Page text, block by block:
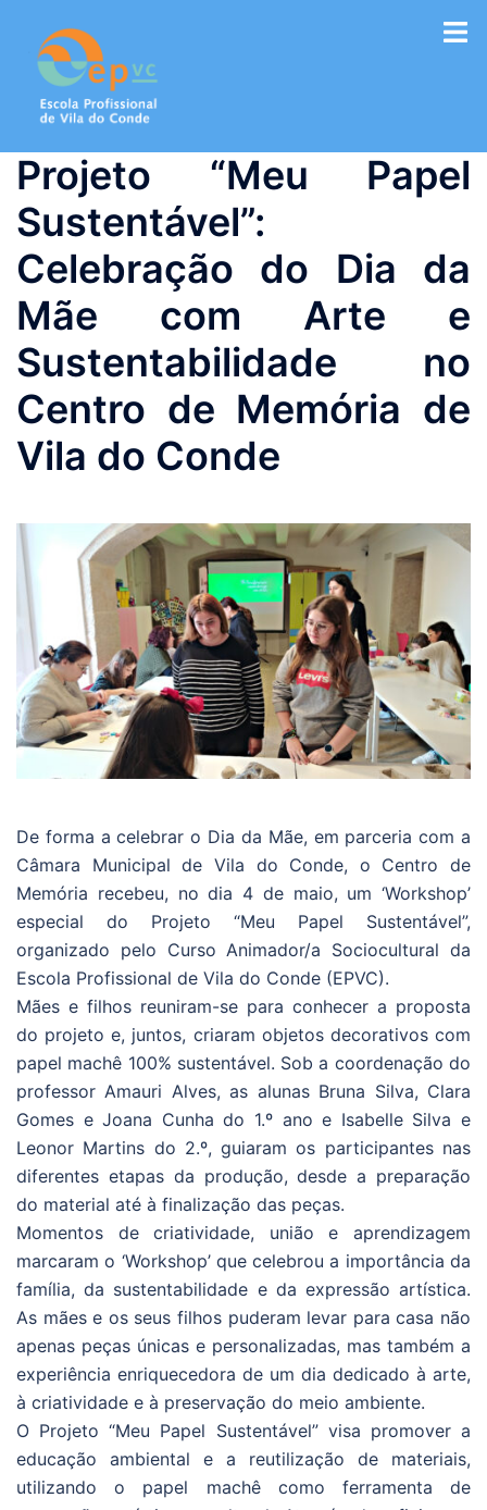
conteúdo
Projeto “Meu Papel
Sustentável”:
Celebração do Dia da
Mãe com Arte e
Sustentabilidade no
Centro de Memória de
Vila do Conde
De forma a celebrar o Dia da Mãe, em parceria com a
Câmara Municipal de Vila do Conde, o Centro de
Memória recebeu, no dia 4 de maio, um ‘Workshop’
especial do Projeto “Meu Papel Sustentável”,
organizado pelo Curso Animador/a Sociocultural da
Escola Profissional de Vila do Conde (EPVC).
Mães e filhos reuniram-se para conhecer a proposta
do projeto e, juntos, criaram objetos decorativos com
papel machê 100% sustentável. Sob a coordenação do
professor Amauri Alves, as alunas Bruna Silva, Clara
Gomes e Joana Cunha do 1.º ano e Isabelle Silva e
Leonor Martins do 2.º, guiaram os participantes nas
diferentes etapas da produção, desde a preparação
do material até à finalização das peças.
Momentos de criatividade, união e aprendizagem
marcaram o ‘Workshop’ que celebrou a importância da
família, da sustentabilidade e da expressão artística.
As mães e os seus filhos puderam levar para casa não
apenas peças únicas e personalizadas, mas também a
experiência enriquecedora de um dia dedicado à arte,
à criatividade e à preservação do meio ambiente.
O Projeto “Meu Papel Sustentável” visa promover a
educação ambiental e a reutilização de materiais,
utilizando o papel machê como ferramenta de